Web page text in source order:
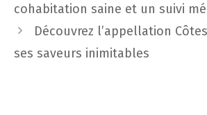
cohabitation saine et un suivi
Découvrez l’appellation
ses saveurs inimitables